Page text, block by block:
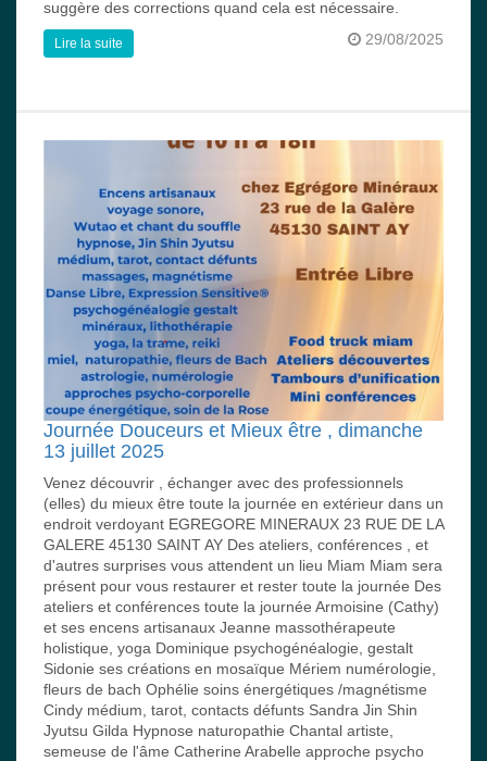
suggère des corrections quand cela est nécessaire.
29/08/2025
Lire la suite
Journée Douceurs et Mieux être , dimanche
13 juillet 2025
Venez découvrir , échanger avec des professionnels
(elles) du mieux être toute la journée en extérieur dans un
endroit verdoyant EGREGORE MINERAUX 23 RUE DE LA
GALERE 45130 SAINT AY Des ateliers, conférences , et
d'autres surprises vous attendent un lieu Miam Miam sera
présent pour vous restaurer et rester toute la journée Des
ateliers et conférences toute la journée Armoisine (Cathy)
et ses encens artisanaux Jeanne massothérapeute
holistique, yoga Dominique psychogénéalogie, gestalt
Sidonie ses créations en mosaïque Mériem numérologie,
fleurs de bach Ophélie soins énergétiques /magnétisme
Cindy médium, tarot, contacts défunts Sandra Jin Shin
Jyutsu Gilda Hypnose naturopathie Chantal artiste,
semeuse de l'âme Catherine Arabelle approche psycho